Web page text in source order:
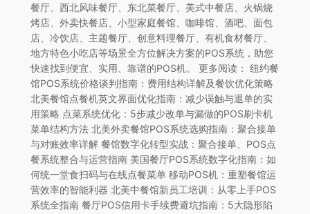
餐厅、西北风味餐厅、东北菜餐厅、美式中餐店、火锅烧
烤店、外卖快餐店、小型家庭餐馆、咖啡馆、酒吧、面包
店、冷饮店、主题餐厅、创意料理餐厅、有机食材餐厅、
地方特色小吃店等场景全方位解决方案的POS系统，助您
快速找到便宜、实用、靠谱的POS机。 更多阅读： 纽约餐
馆POS系统价格谈判指南：费用结构详解及餐饮优化策略
北美餐馆点餐机英文界面优化指南：减少误触与退单的实
用策略 点菜系统优化：5步减少改单与漏做的POS刷卡机
菜单结构方法 北美外卖餐馆POS系统选购指南：聚合接单
与对账效率详解 餐馆数字化转型实战：聚合接单、POS点
餐系统整合与运营指南 美国餐厅POS系统数字化指南：如
何统一堂食扫码与在线点餐菜单 移动POS机：重塑餐馆运
营效率的智能利器 北美中餐馆新员工培训：从零上手POS
系统全指南 餐厅POS信用卡手续费避坑指南：5大隐形陷